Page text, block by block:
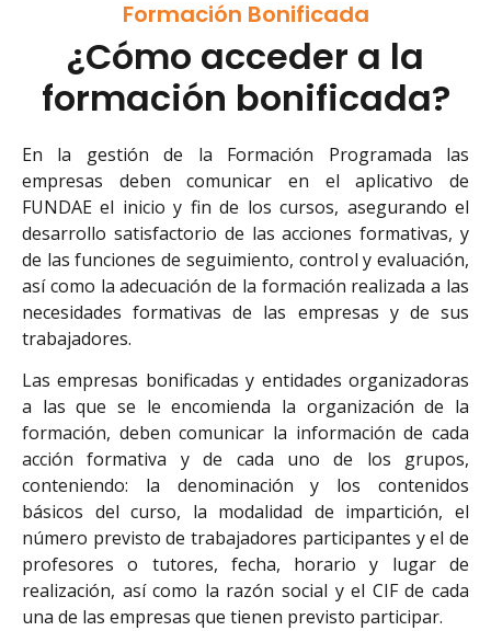
Formación Bonificada
¿Cómo acceder a la
formación bonificada?
En la gestión de la Formación Programada las
empresas deben comunicar en el aplicativo de
FUNDAE el inicio y fin de los cursos, asegurando el
desarrollo satisfactorio de las acciones formativas, y
de las funciones de seguimiento, control y evaluación,
así como la adecuación de la formación realizada a las
necesidades formativas de las empresas y de sus
trabajadores.
Las empresas bonificadas y entidades organizadoras
a las que se le encomienda la organización de la
formación, deben comunicar la información de cada
acción formativa y de cada uno de los grupos,
conteniendo: la denominación y los contenidos
básicos del curso, la modalidad de impartición, el
número previsto de trabajadores participantes y el de
profesores o tutores, fecha, horario y lugar de
realización, así como la razón social y el CIF de cada
una de las empresas que tienen previsto participar.